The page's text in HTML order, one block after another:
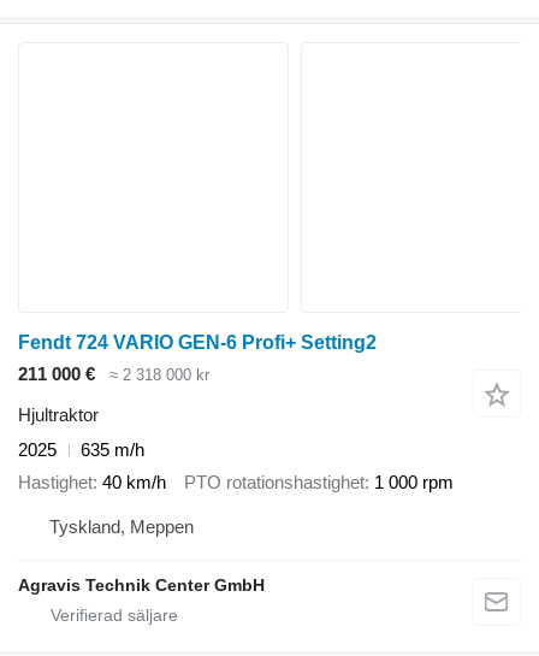
Fendt 724 VARIO GEN-6 Profi+ Setting2
211 000 €
≈ 2 318 000 kr
Hjultraktor
2025
635 m/h
Hastighet 40 km/h PTO rotationshastighet 1 000 rpm
Tyskland, Meppen
Agravis Technik Center GmbH